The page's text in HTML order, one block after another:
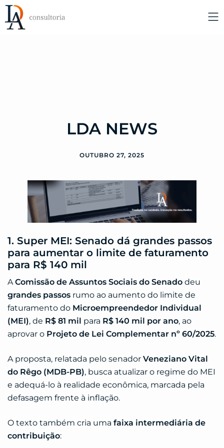
LDA NEWS
OUTUBRO 27, 2025
1. Super MEI: Senado dá grandes passos
para aumentar o limite de faturamento
para R$ 140 mil
A Comissão de Assuntos Sociais do Senado deu
grandes passos rumo ao aumento do limite de
faturamento do Microempreendedor Individual
(MEI), de R$ 81 mil para R$ 140 mil por ano, ao
aprovar o Projeto de Lei Complementar nº 60/2025.
A proposta, relatada pelo senador Veneziano Vital
do Rêgo (MDB-PB), busca atualizar o regime do MEI
e adequá-lo à realidade econômica, marcada pela
defasagem frente à inflação.
O texto também cria uma faixa intermediária de
contribuição: